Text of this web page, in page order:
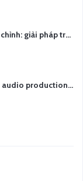
Từ ý tưởng đến MV hoàn chỉnh: giải pháp trọn gói tại YCN Media
Voice over, dubbing and audio production services in Vietnam for global content